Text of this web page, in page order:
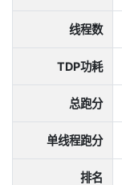
线程数
TDP功耗
总跑分
单线程跑分
排名